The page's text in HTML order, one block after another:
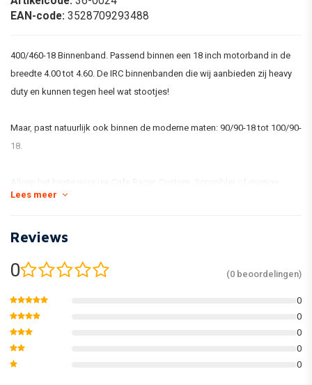
EAN-code: 3528709293488
400/460-18 Binnenband. Passend binnen een 18 inch motorband in de
breedte 4.00 tot 4.60. De IRC binnenbanden die wij aanbieden zij heavy
duty en kunnen tegen heel wat stootjes!
Maar, past natuurlijk ook binnen de moderne maten: 90/90-18 tot 100/90-
18.
motorische vriend!
Lees meer
Reviews
0 (0 beoordelingen)
0
0
0
0
0